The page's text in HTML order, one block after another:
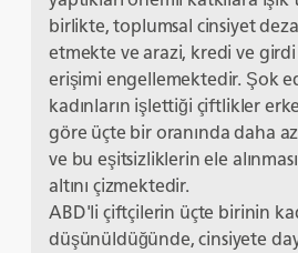
birlikte, toplumsal cinsiyet
etmekte ve arazi, kredi ve
erişimi engellemektedir. Şok
kadınların işlettiği çiftlikler
göre üçte bir oranında daha
ve bu eşitsizliklerin ele
altını çizmektedir.
ABD'li çiftçilerin üçte birinin
düşünüldüğünde, cinsiyete